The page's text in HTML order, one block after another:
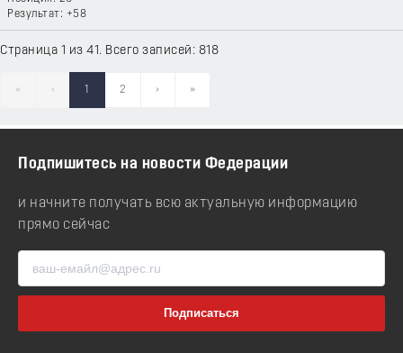
+58
Страница 1 из 41. Всего записей: 818
« ‹ 1 2 › »
Подпишитесь на новости Федерации
и начните получать всю актуальную информацию
прямо сейчас